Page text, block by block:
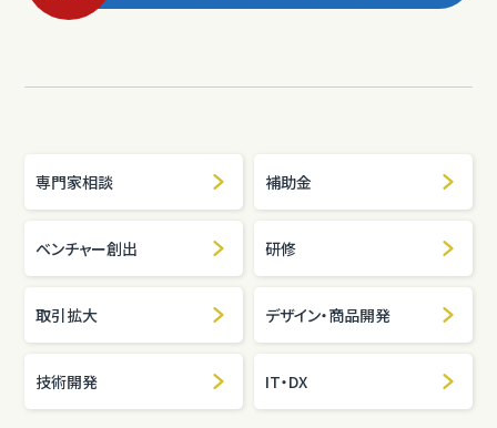
専門家相談 補助金
ベンチャー創出 研修
取引拡大 デザイン・商品開発
技術開発 IT・DX